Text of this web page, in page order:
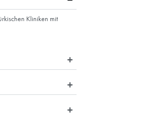
so ist die Einreise in beide Länder im
online nach den günstigsten